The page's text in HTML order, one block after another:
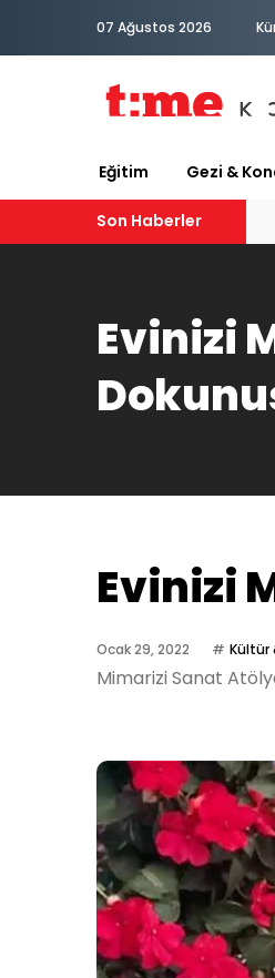
07 Ağustos 2026
Eğitim Gezi &
Son Haberler
Evinizi
Evinizi
Ocak 29, 2022 Kültür
Mimarizi Sanat